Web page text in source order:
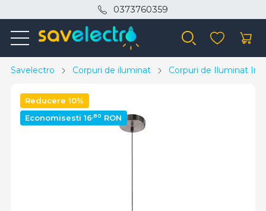
0373760359
Savelectro Corpuri de iluminat Corpuri de Iluminat
Reducere 10%
Economisesti 16,80 RON